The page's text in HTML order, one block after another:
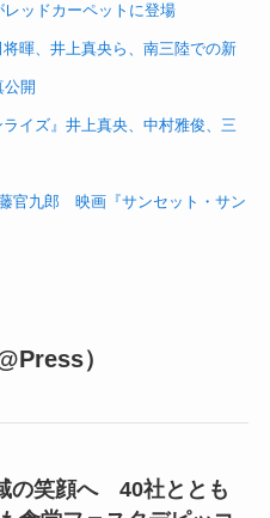
ッドカーペットに登場
暉、井上真央ら、南三陸での新
開
イズ』井上真央、中村雅俊、三
官九郎 映画『サンセット・サン
）
の笑顔へ 40社ととも